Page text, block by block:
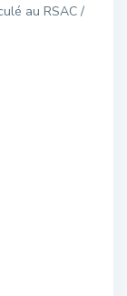
au RSAC /